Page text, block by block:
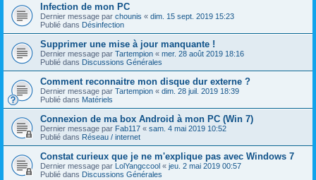
Infection de mon PC
Dernier message par chounis « dim. 15 sept. 2019 15:23
Publié dans Désinfection
Supprimer une mise à jour manquante !
Dernier message par Tartempion « mer. 28 août 2019 18:16
Publié dans Discussions Générales
Comment reconnaitre mon disque dur externe ?
Dernier message par Tartempion « dim. 28 juil. 2019 18:39
Publié dans Matériels
Connexion de ma box Android à mon PC (Win 7)
Dernier message par Fab117 « sam. 4 mai 2019 10:52
Publié dans Réseau / internet
Constat curieux que je ne m'explique pas avec Windows 7
Dernier message par LolYangccool « jeu. 2 mai 2019 00:57
Publié dans Discussions Générales